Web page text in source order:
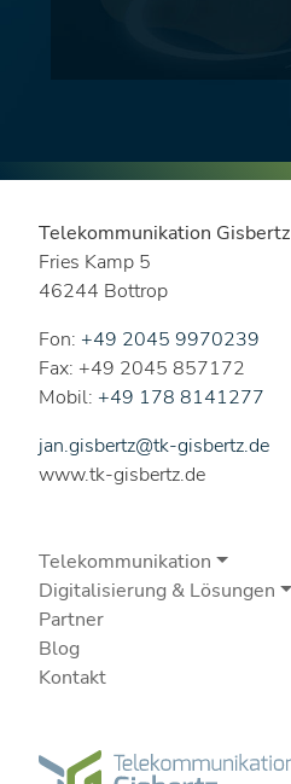
Telekommunikation Gisbertz
Fries Kamp 5
46244 Bottrop
Fon: +49 2045 9970239
Fax: +49 2045 857172
Mobil: +49 178 8141277
jan.gisbertz@tk-gisbertz.de
www.tk-gisbertz.de
Telekommunikation
Digitalisierung & Lösungen
Partner
Blog
Kontakt